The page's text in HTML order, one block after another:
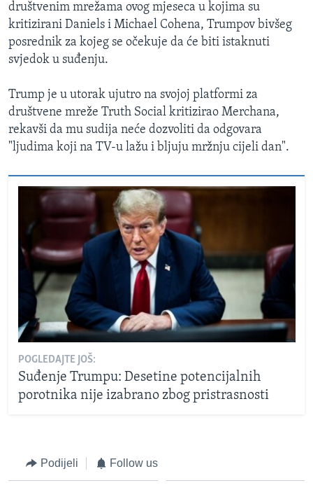
društvenim mrežama ovog mjeseca u kojima su
kritizirani Daniels i Michael Cohena, Trumpov bivšeg
posrednik za kojeg se očekuje da će biti istaknuti
svjedok u suđenju.
Trump je u utorak ujutro na svojoj platformi za
društvene mreže Truth Social kritizirao Merchana,
rekavši da mu sudija neće dozvoliti da odgovara
"ljudima koji na TV-u lažu i bljuju mržnju cijeli dan".
POGLEDAJTE JOŠ:
Suđenje Trumpu: Desetine potencijalnih
porotnika nije izabrano zbog pristrasnosti
Podijeli Follow us